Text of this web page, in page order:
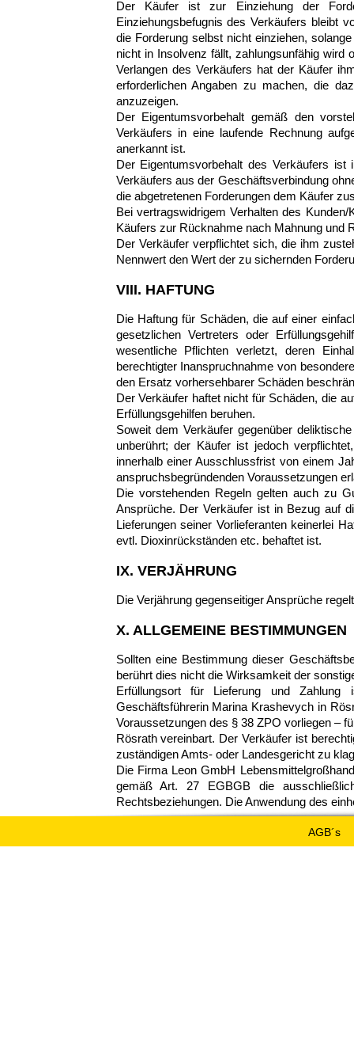
Der Käufer ist zur Einziehung der
Einziehungsbefugnis des Verkäufers bleibt
die Forderung selbst nicht einziehen,
nicht in Insolvenz fällt, zahlungsunfähig wird
Verlangen des Verkäufers hat der Käufer
erforderlichen Angaben zu machen, die
anzuzeigen.
Der Eigentumsvorbehalt gemäß den
Verkäufers in eine laufende Rechnung
anerkannt ist.
Der Eigentumsvorbehalt des Verkäufers
Verkäufers aus der Geschäftsverbindung
die abgetretenen Forderungen dem Käufer
Bei vertragswidrigem Verhalten des
Käufers zur Rücknahme nach Mahnung und
Der Verkäufer verpflichtet sich, die ihm
Nennwert den Wert der zu sichernden
VIII. HAFTUNG
Die Haftung für Schäden, die auf einer
gesetzlichen Vertreters oder
wesentliche Pflichten verletzt, deren
berechtigter Inanspruchnahme von
den Ersatz vorhersehbarer Schäden
Der Verkäufer haftet nicht für Schäden, die
Erfüllungsgehilfen beruhen.
Soweit dem Verkäufer gegenüber
unberührt; der Käufer ist jedoch
innerhalb einer Ausschlussfrist von einem
anspruchsbegründenden Voraussetzungen
Die vorstehenden Regeln gelten auch zu
Ansprüche. Der Verkäufer ist in Bezug auf
Lieferungen seiner Vorlieferanten keinerlei
evtl. Dioxinrückständen etc. behaftet ist.
IX. VERJÄHRUNG
Die Verjährung gegenseitiger Ansprüche
X. ALLGEMEINE BESTIMMUNGEN
Sollten eine Bestimmung dieser
berührt dies nicht die Wirksamkeit der
Erfüllungsort für Lieferung und
Geschäftsführerin Marina Krashevych in
Voraussetzungen des § 38 ZPO vorliegen –
Rösrath vereinbart. Der Verkäufer ist
zuständigen Amts- oder Landesgericht zu
Die Firma Leon GmbH
gemäß Art. 27 EGBGB die
Rechtsbeziehungen. Die Anwendung des
AGB´s